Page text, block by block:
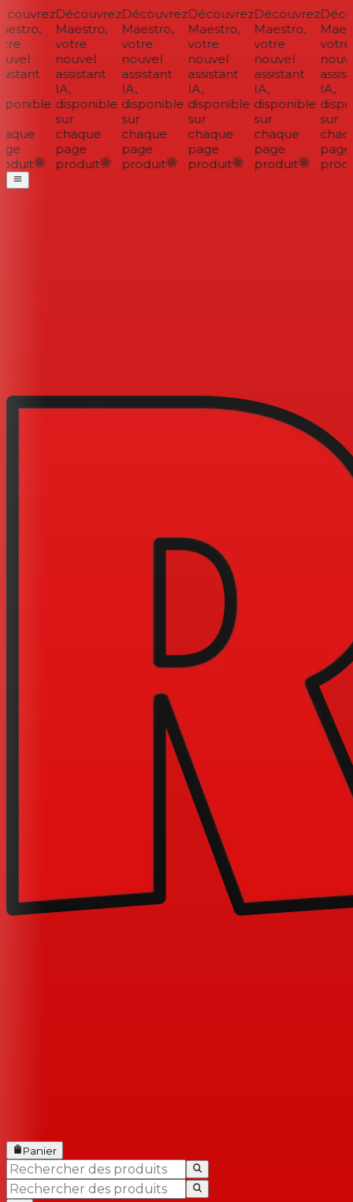
Découvrez
Maestro,
votre
nouvel
assistant
IA,
disponible
sur
chaque
page
produit
Découvrez
Maestro,
votre
nouvel
assistant
IA,
disponible
sur
chaque
page
produit
Découvrez
Maestro,
votre
nouvel
assistant
IA,
disponible
sur
chaque
page
produit
Découvrez
Maestro,
votre
nouvel
assistant
IA,
disponible
sur
chaque
page
produit
votre
IA,
sur
page
Panier